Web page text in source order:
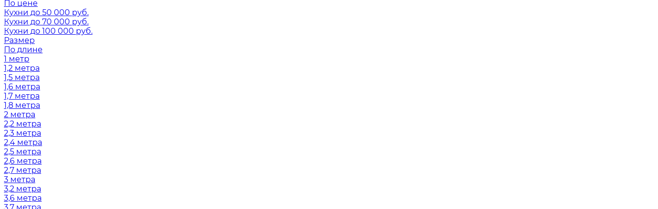
По цене
Кухни до 50 000 руб.
Кухни до 70 000 руб.
Кухни до 100 000 руб.
Размер
По длине
1 метр
1,2 метра
1,5 метра
1,6 метра
1,7 метра
1,8 метра
2 метра
2,2 метра
2,3 метра
2,4 метра
2,5 метра
2,6 метра
2,7 метра
3 метра
3,2 метра
3,6 метра